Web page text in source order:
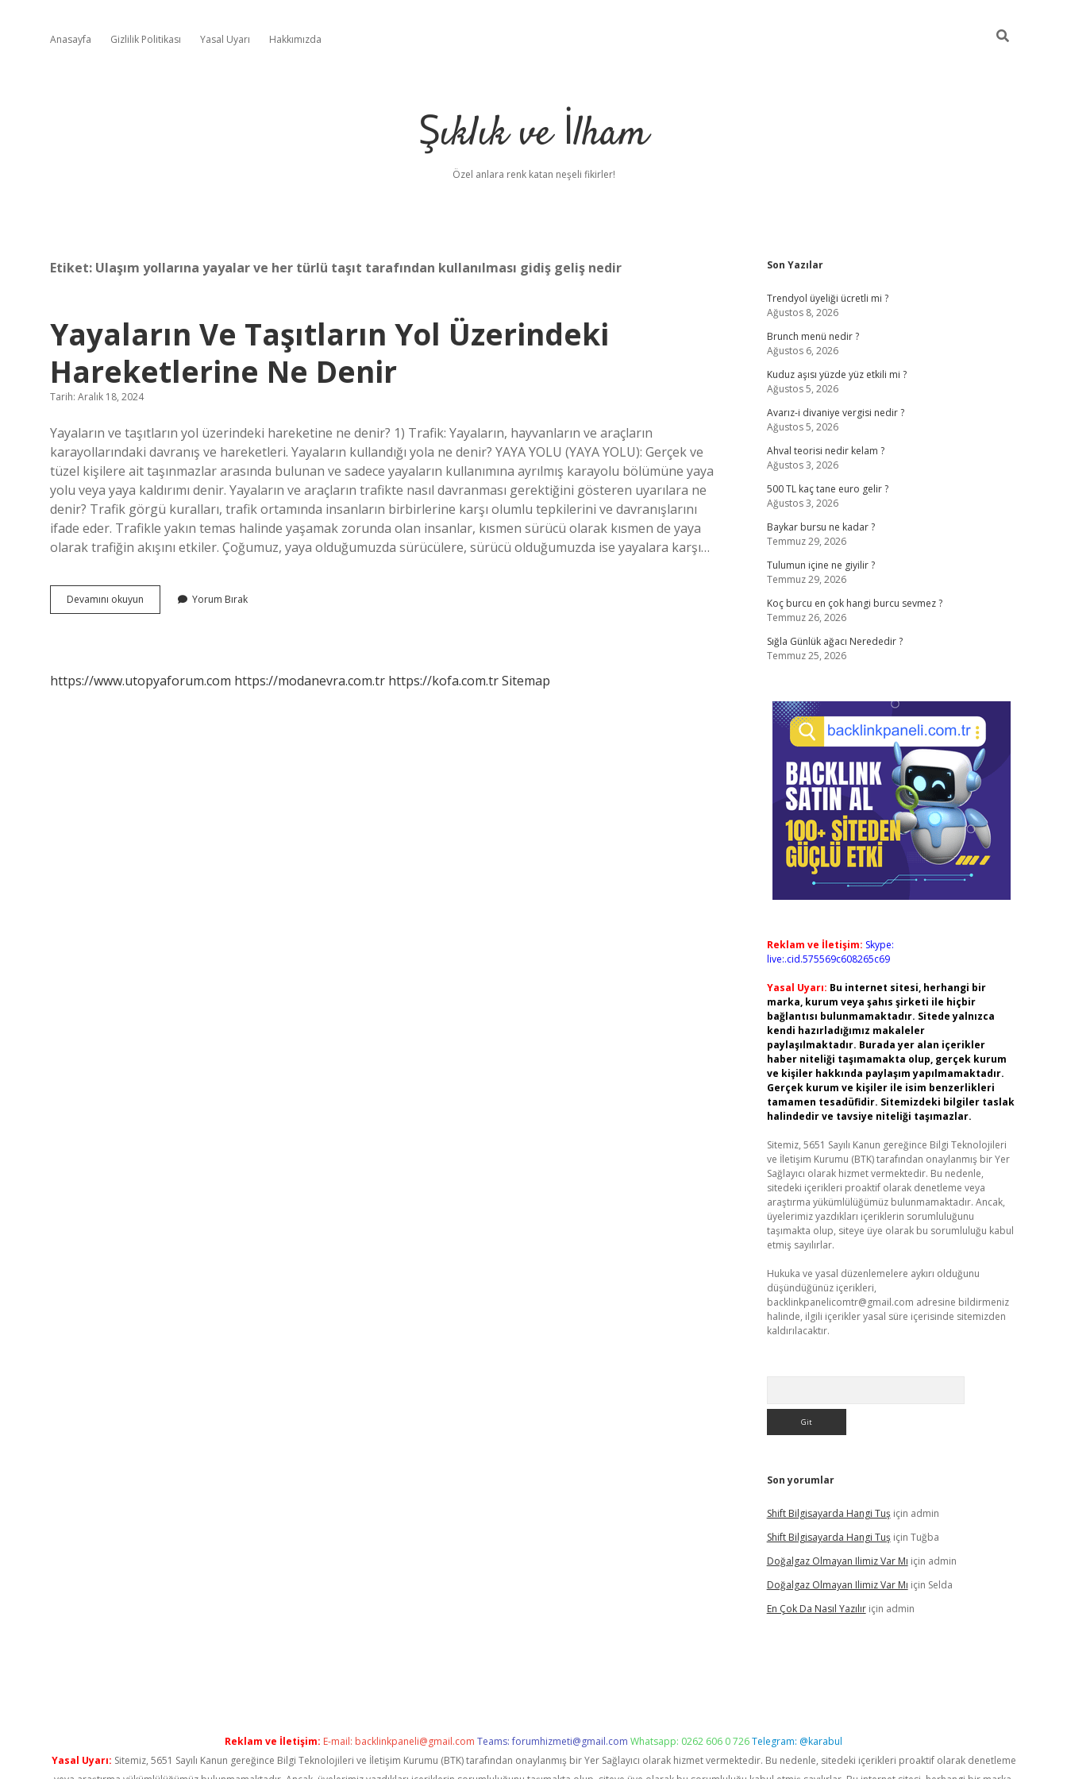
Anasayfa Gizlilik Politikası Yasal Uyarı Hakkımızda
Şıklık ve İlham
Özel anlara renk katan neşeli fikirler!
Etiket: Ulaşım yollarına yayalar ve her türlü taşıt tarafından kullanılması gidiş geliş nedir
Yayaların Ve Taşıtların Yol Üzerindeki
Hareketlerine Ne Denir
Tarih: Aralık 18, 2024
Yayaların ve taşıtların yol üzerindeki hareketine ne denir? 1) Trafik: Yayaların, hayvanların ve araçların
karayollarındaki davranış ve hareketleri. Yayaların kullandığı yola ne denir? YAYA YOLU (YAYA YOLU): Gerçek ve
tüzel kişilere ait taşınmazlar arasında bulunan ve sadece yayaların kullanımına ayrılmış karayolu bölümüne yaya
yolu veya yaya kaldırımı denir. Yayaların ve araçların trafikte nasıl davranması gerektiğini gösteren uyarılara ne
denir? Trafik görgü kuralları, trafik ortamında insanların birbirlerine karşı olumlu tepkilerini ve davranışlarını
ifade eder. Trafikle yakın temas halinde yaşamak zorunda olan insanlar, kısmen sürücü olarak kısmen de yaya
olarak trafiğin akışını etkiler. Çoğumuz, yaya olduğumuzda sürücülere, sürücü olduğumuzda ise yayalara karşı…
Devamını okuyun Yayaların
Ve
Ne
Yorum Bırak
https://www.utopyaforum.com https://modanevra.com.tr https://kofa.com.trSitemap
Sidebar
Son Yazılar
Trendyol üyeliği ücretli mi ?
Ağustos 8, 2026
Brunch menü nedir ?
Ağustos 6, 2026
Kuduz aşısı yüzde yüz etkili mi ?
Ağustos 5, 2026
Avarız-i divaniye vergisi nedir ?
Ağustos 5, 2026
Ahval teorisi nedir kelam ?
Ağustos 3, 2026
500 TL kaç tane euro gelir ?
Ağustos 3, 2026
Baykar bursu ne kadar ?
Temmuz 29, 2026
Tulumun içine ne giyilir ?
Temmuz 29, 2026
Koç burcu en çok hangi burcu sevmez ?
Temmuz 26, 2026
Sığla Günlük ağacı Nerededir ?
Temmuz 25, 2026
Reklam ve İletişim: Skype:
live:.cid.575569c608265c69
Yasal Uyarı: Bu internet sitesi, herhangi bir
marka, kurum veya şahıs şirketi ile hiçbir
bağlantısı bulunmamaktadır. Sitede yalnızca
kendi hazırladığımız makaleler
paylaşılmaktadır. Burada yer alan içerikler
haber niteliği taşımamakta olup, gerçek kurum
ve kişiler hakkında paylaşım yapılmamaktadır.
Gerçek kurum ve kişiler ile isim benzerlikleri
tamamen tesadüfidir. Sitemizdeki bilgiler taslak
halindedir ve tavsiye niteliği taşımazlar.
Sitemiz, 5651 Sayılı Kanun gereğince Bilgi Teknolojileri
ve İletişim Kurumu (BTK) tarafından onaylanmış bir Yer
Sağlayıcı olarak hizmet vermektedir. Bu nedenle,
sitedeki içerikleri proaktif olarak denetleme veya
araştırma yükümlülüğümüz bulunmamaktadır. Ancak,
üyelerimiz yazdıkları içeriklerin sorumluluğunu
taşımakta olup, siteye üye olarak bu sorumluluğu kabul
etmiş sayılırlar.
Hukuka ve yasal düzenlemelere aykırı olduğunu
düşündüğünüz içerikleri,
backlinkpanelicomtr@gmail.com adresine bildirmeniz
halinde, ilgili içerikler yasal süre içerisinde sitemizden
kaldırılacaktır.
Son yorumlar
Shift Bilgisayarda Hangi Tuşiçin admin
Shift Bilgisayarda Hangi Tuşiçin Tuğba
Doğalgaz Olmayan Ilimiz Var Mı için admin
Doğalgaz Olmayan Ilimiz Var Mı için Selda
En Çok Da Nasıl Yazılıriçin admin
Reklam ve İletişim: E-mail: backlinkpaneli@gmail.com Teams:forumhizmeti@gmail.com Whatsapp: 0262 606 0 726Telegram: @karabul
Yasal Uyarı: Sitemiz, 5651 Sayılı Kanun gereğince Bilgi Teknolojileri ve İletişim Kurumu (BTK) tarafından onaylanmış bir Yer Sağlayıcı olarak hizmet vermektedir. Bu nedenle, sitedeki içerikleri proaktif olarak denetleme